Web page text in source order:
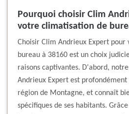
Pourquoi choisir Clim
votre climatisation de
Choisir Clim Andrieux Expert
bureau à 38160 est un choix
raisons captivantes. D'abord,
Andrieux Expert est profondément
région de Montagne, et connaît
spécifiques de ses habitants.